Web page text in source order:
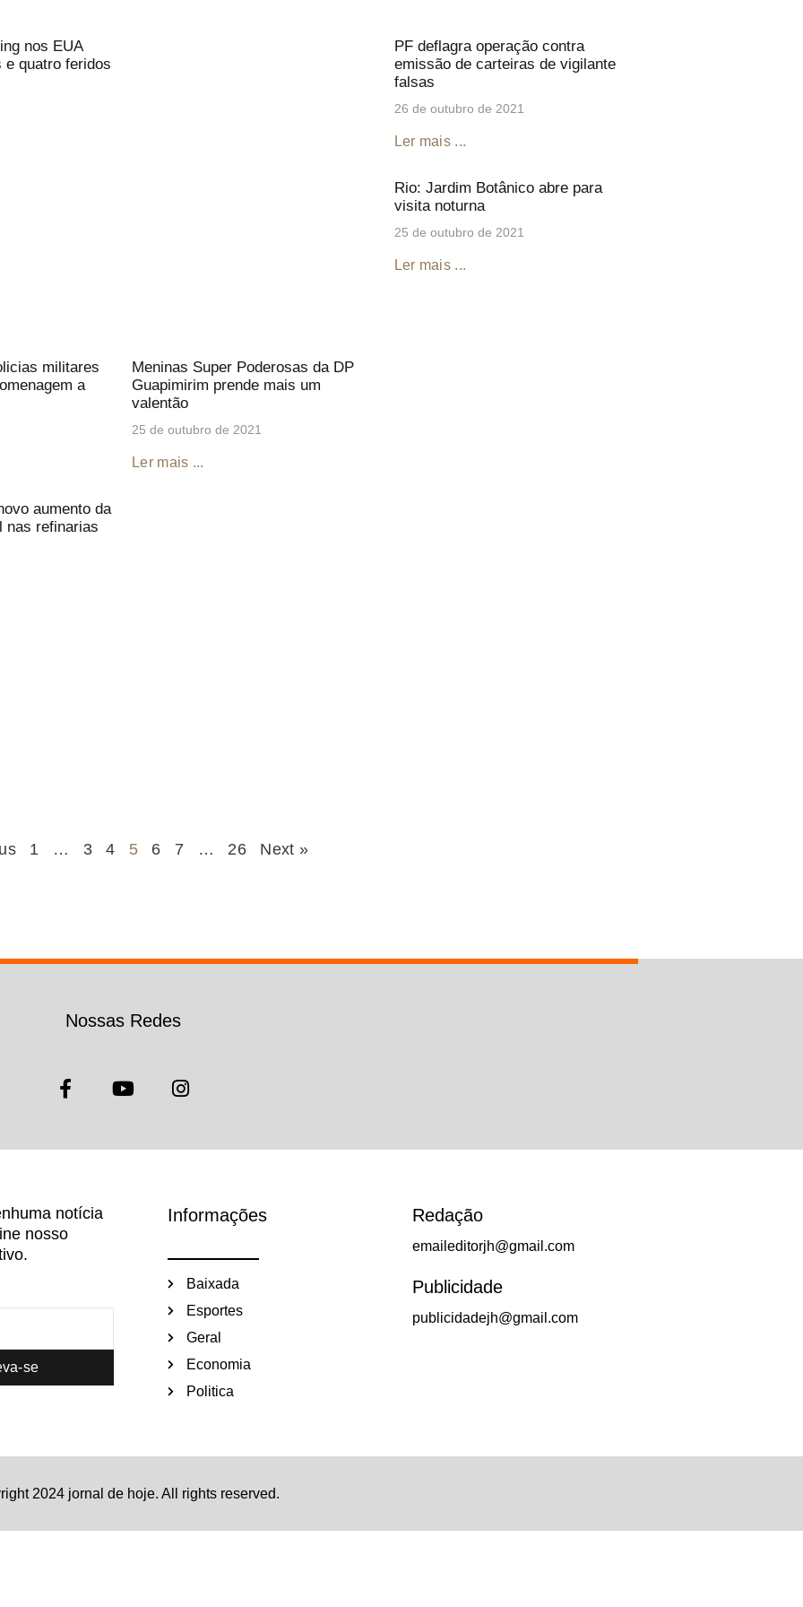
nos EUA
e quatro feridos
PF deflagra operação contra
emissão de carteiras de vigilante
falsas
26 de outubro de 2021
Ler mais ...
militares
a
Meninas Super Poderosas da DP
Guapimirim prende mais um
valentão
25 de outubro de 2021
Ler mais ...
Rio: Jardim Botânico abre para
visita noturna
25 de outubro de 2021
Ler mais ...
aumento da
nas refinarias
1 … 3 4 5 6 7 … 26 Next »
Nossas Redes
notícia
nosso
se
Informações
Baixada
Esportes
Geral
Economia
Politica
Redação
emaileditorjh@gmail.com
Publicidade
publicidadejh@gmail.com
2024 jornal de hoje. All rights reserved.